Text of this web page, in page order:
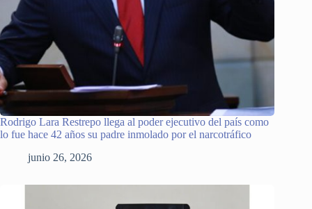
Rodrigo Lara Restrepo llega al poder ejecutivo del país como
lo fue hace 42 años su padre inmolado por el narcotráfico
junio 26, 2026